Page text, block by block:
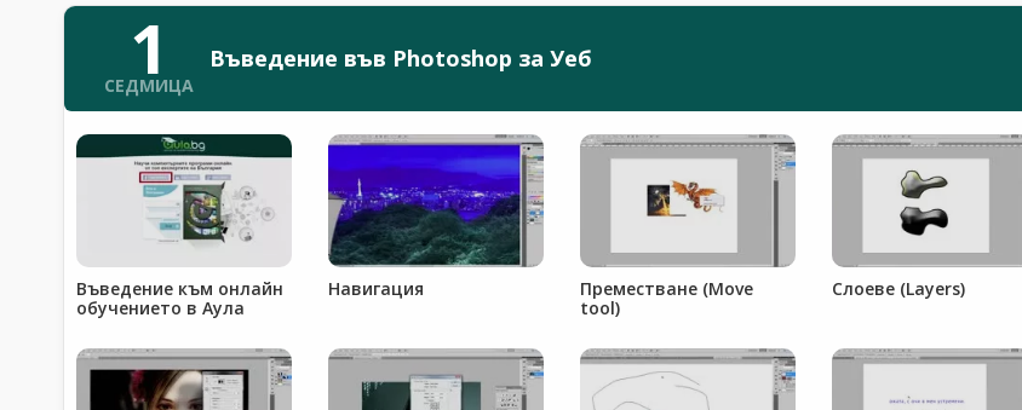
1
СЕДМИЦА
Въведение във Photoshop за Уеб
Въведение към онлайн
обучението в Аула
Навигация
Преместване (Move
tool)
Слоеве (Layers)